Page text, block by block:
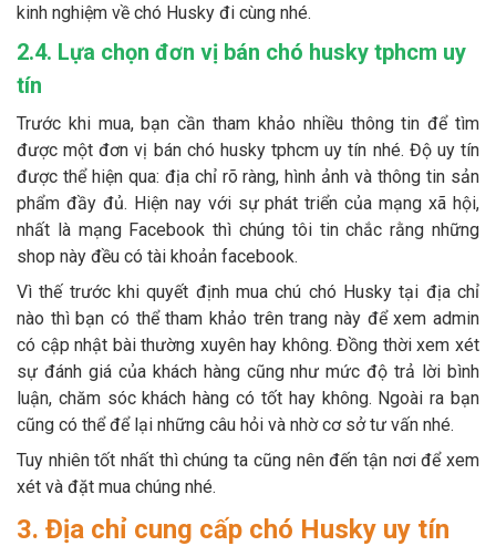
kinh nghiệm về chó Husky đi cùng nhé.
2.4. Lựa chọn đơn vị bán chó husky tphcm uy
tín
Trước khi mua, bạn cần tham khảo nhiều thông tin để tìm
được một đơn vị bán chó husky tphcm uy tín nhé. Độ uy tín
được thể hiện qua: địa chỉ rõ ràng, hình ảnh và thông tin sản
phẩm đầy đủ. Hiện nay với sự phát triển của mạng xã hội,
nhất là mạng Facebook thì chúng tôi tin chắc rằng những
shop này đều có tài khoản facebook.
Vì thế trước khi quyết định mua chú chó Husky tại địa chỉ
nào thì bạn có thể tham khảo trên trang này để xem admin
có cập nhật bài thường xuyên hay không. Đồng thời xem xét
sự đánh giá của khách hàng cũng như mức độ trả lời bình
luận, chăm sóc khách hàng có tốt hay không. Ngoài ra bạn
cũng có thể để lại những câu hỏi và nhờ cơ sở tư vấn nhé.
Tuy nhiên tốt nhất thì chúng ta cũng nên đến tận nơi để xem
xét và đặt mua chúng nhé.
3. Địa chỉ cung cấp chó Husky uy tín